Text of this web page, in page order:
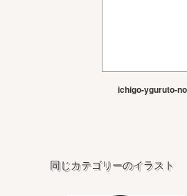
ichigo-yguruto-
同じカテゴリーのイラスト